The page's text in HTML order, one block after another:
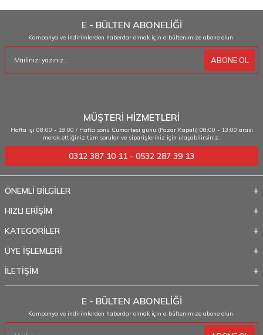
E - BÜLTEN ABONELİĞİ
Kampanya ve indirimlerden haberdar olmak için e-bültenimize abone olun.
ABONE OL
MÜŞTERİ HİZMETLERİ
Hafta içi 08:00 - 18:00 / Hafta sonu Cumartesi günü (Pazar Kapalı) 08:00 - 13:00 arası
merak ettiğiniz tüm sorular ve siparişleriniz için ulaşabilirsiniz.
0312 387 10 11 - 0532 287 39 13
ÖNEMLİ BİLGİLER
HIZLI ERİŞİM
KATEGORİLER
ÜYE İŞLEMLERİ
İLETİŞİM
E - BÜLTEN ABONELİĞİ
Kampanya ve indirimlerden haberdar olmak için e-bültenimize abone olun.